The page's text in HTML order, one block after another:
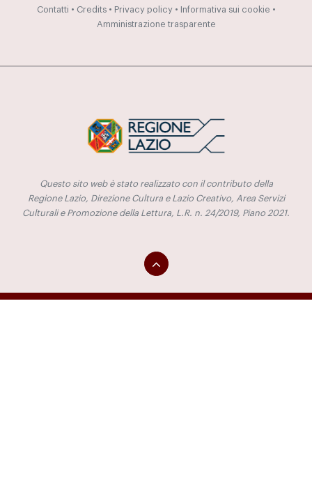
Contatti • Credits• Privacy policy• Informativa sui cookie •
Amministrazione trasparente
Questo sito web è stato realizzato con il contributo della
Regione Lazio, Direzione Cultura e Lazio Creativo, Area Servizi
Culturali e Promozione della Lettura, L.R. n. 24/2019, Piano 2021.